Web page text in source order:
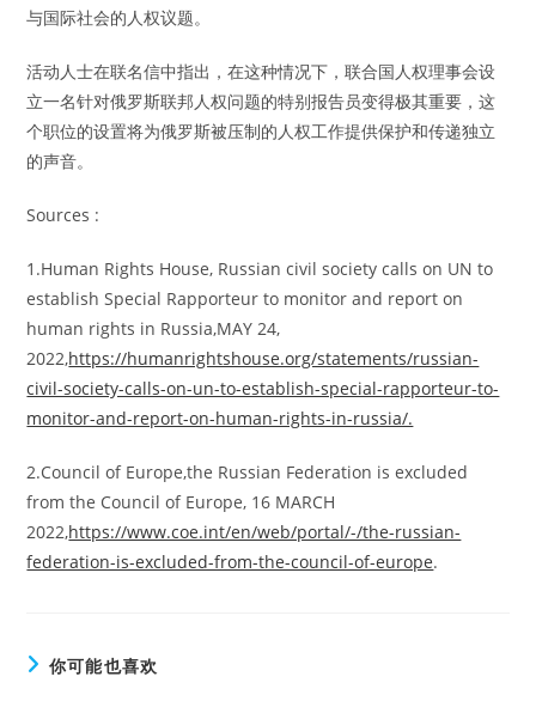
与国际社会的人权议题。
活动人士在联名信中指出，在这种情况下，联合国人权理事会设
立一名针对俄罗斯联邦人权问题的特别报告员变得极其重要，这
个职位的设置将为俄罗斯被压制的人权工作提供保护和传递独立
的声音。
Sources :
1.Human Rights House, Russian civil society calls on UN to
establish Special Rapporteur to monitor and report on
human rights in Russia,MAY 24,
2022,https://humanrightshouse.org/statements/russian-
civil-society-calls-on-un-to-establish-special-rapporteur-to-
monitor-and-report-on-human-rights-in-russia/.
2.Council of Europe,the Russian Federation is excluded
from the Council of Europe, 16 MARCH
2022,https://www.coe.int/en/web/portal/-/the-russian-
federation-is-excluded-from-the-council-of-europe.
你可能也喜欢